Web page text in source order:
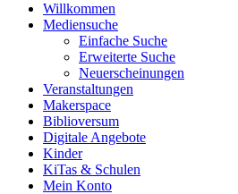
Willkommen
Mediensuche
Einfache Suche
Erweiterte Suche
Neuerscheinungen
Veranstaltungen
Makerspace
Biblioversum
Digitale Angebote
Kinder
KiTas & Schulen
Mein Konto